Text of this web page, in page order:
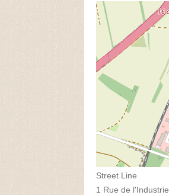
Street Line
1 Rue de l'Industrie